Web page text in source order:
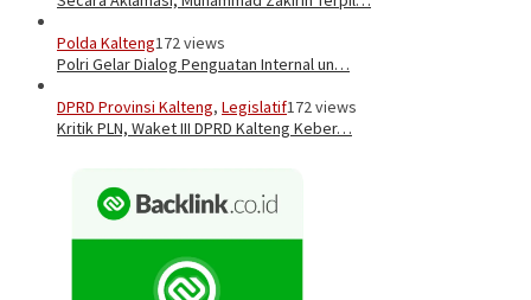
Polda Kalteng172 views
Polri Gelar Dialog Penguatan Internal un…
DPRD Provinsi Kalteng, Legislatif172 views
Kritik PLN, Waket III DPRD Kalteng Keber…